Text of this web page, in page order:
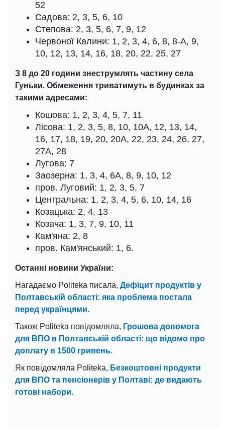
52
Садова: 2, 3, 5, 6, 10
Степова: 2, 3, 5, 6, 7, 9, 12
Червоної Калини: 1, 2, 3, 4, 6, 8, 8-А, 9,
10, 12, 13, 14, 16, 18, 20, 22, 25, 27
З 8 до 20 години знеструмлять частину села
Гуньки. Обмеження триватимуть в будинках за
такими адресами:
Кошова: 1, 2, 3, 4, 5, 7, 11
Лісова: 1, 2, 3, 5, 8, 10, 10А, 12, 13, 14,
16, 17, 18, 19, 20, 20А, 22, 23, 24, 26, 27,
27А, 28
Лугова: 7
Заозерна: 1, 3, 4, 6А, 8, 9, 10, 12
пров. Луговий: 1, 2, 3, 5, 7
Центральна: 1, 2, 3, 4, 5, 6, 10, 14, 16
Козацька: 2, 4, 13
Козача: 1, 3, 7, 9, 10, 11
Кам'яна: 2, 8
пров. Кам'янський: 1, 6.
Останні новини України:
Нагадаємо Politeka писала, Дефіцит продуктів у
Полтавській області: яка проблема постала
перед українцями.
Також Politeka повідомляла, Грошова допомога
для ВПО в Полтавській області: що відомо про
доплату в 1500 гривень.
Як повідомляла Politeka, Безкоштовні продукти
для ВПО та пенсіонерів у Полтаві: де видають
готові набори.